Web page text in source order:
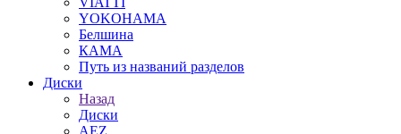
YOKOHAMA
Белшина
КАМА
Путь из названий разделов
Диски
Назад
Диски
AEZ